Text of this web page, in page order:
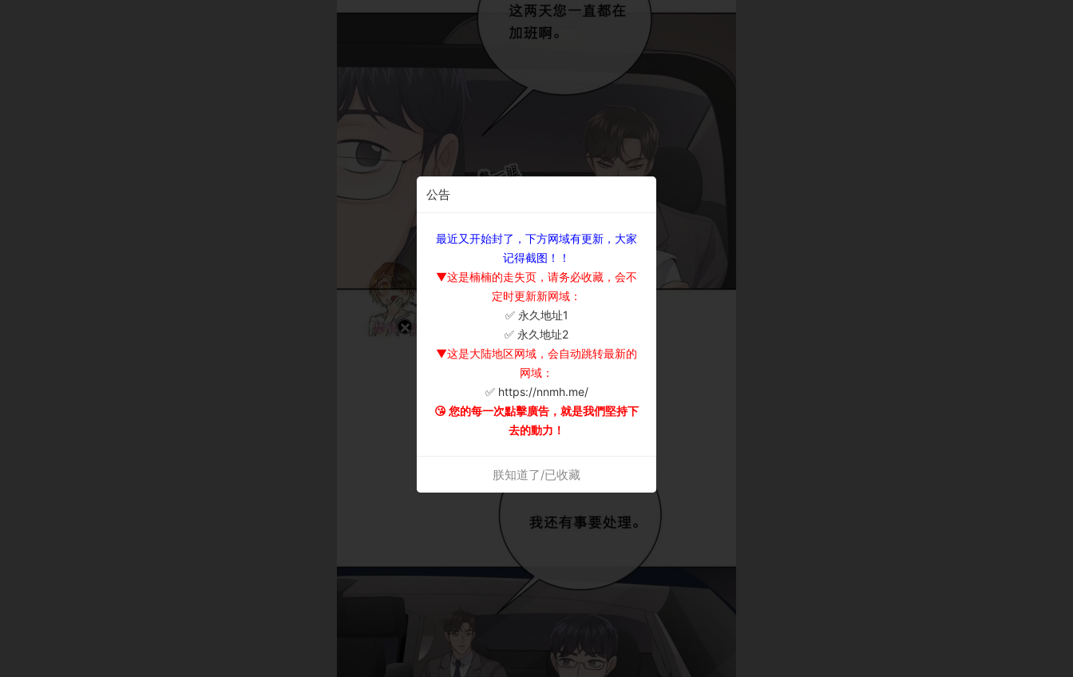
公告
最近又开始封了，下方网域有更新，大家
记得截图！！
▼这是楠楠的走失页，请务必收藏，会不
定时更新新网域：
✅ 永久地址1
✅ 永久地址2
▼这是大陆地区网域，会自动跳转最新的
网域：
✅ https://nnmh.me/
😘 您的每一次點擊廣告，就是我們堅持下
去的動力！
朕知道了/已收藏
×